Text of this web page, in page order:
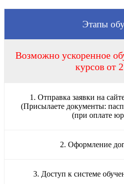
Этапы
Возможно ускоренное
курсов от
1. Отправка заявки на
(Присылаете документы:
(при оплате
2. Оформление
3. Доступ к системе